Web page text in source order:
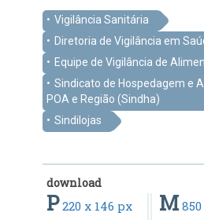
Vigilância Sanitária
Diretoria de Vigilância em
Equipe de Vigilância de
Sindicato de Hospedagem e
POA e Região (Sindha)
Sindilojas
download
P220 x 146 px M